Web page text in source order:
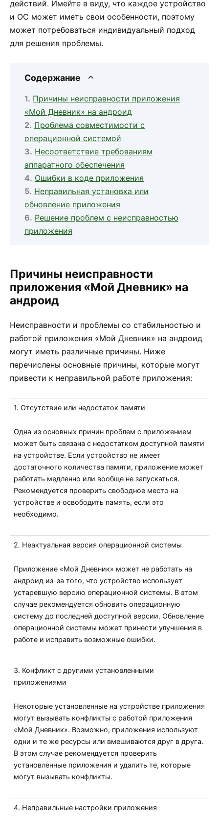
действий. Имейте в виду, что каждое устройство
и ОС может иметь свои особенности, поэтому
может потребоваться индивидуальный подход
для решения проблемы.
Содержание
Причины неисправности приложения
«Мой Дневник» на андроид
Проблема совместимости с
операционной системой
Несоответствие требованиям
аппаратного обеспечения
Ошибки в коде приложения
Неправильная установка или
обновление приложения
Решение проблем с неисправностью
приложения
Причины неисправности
приложения «Мой Дневник» на
андроид
Неисправности и проблемы со стабильностью и
работой приложения «Мой Дневник» на андроид
могут иметь различные причины. Ниже
перечислены основные причины, которые могут
привести к неправильной работе приложения:
1. Отсутствие или недостаток памяти
Одна из основных причин проблем с приложением
может быть связана с недостатком доступной памяти
на устройстве. Если устройство не имеет
достаточного количества памяти, приложение может
работать медленно или вообще не запускаться.
Рекомендуется проверить свободное место на
устройстве и освободить память, если это
необходимо.
2. Неактуальная версия операционной системы
Приложение «Мой Дневник» может не работать на
андроид из-за того, что устройство использует
устаревшую версию операционной системы. В этом
случае рекомендуется обновить операционную
систему до последней доступной версии. Обновление
операционной системы может принести улучшения в
работе и исправить возможные ошибки.
3. Конфликт с другими установленными
приложениями
Некоторые установленные на устройстве приложения
могут вызывать конфликты с работой приложения
«Мой Дневник». Возможно, приложения используют
одни и те же ресурсы или вмешиваются друг в друга.
В этом случае рекомендуется проверить
установленные приложения и удалить те, которые
могут вызывать конфликты.
4. Неправильные настройки приложения